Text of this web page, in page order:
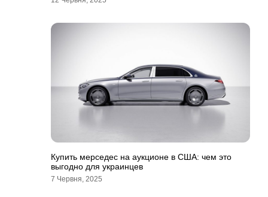
Купить мерседес на аукционе в США: чем это
выгодно для украинцев
7 Червня, 2025